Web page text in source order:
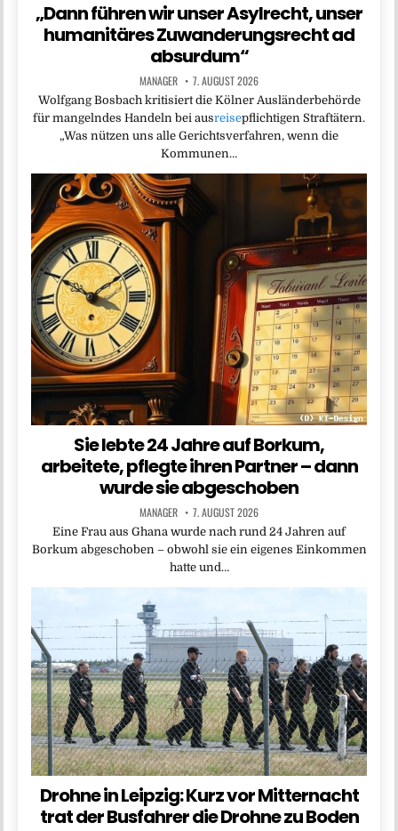
„Dann führen wir unser Asylrecht, unser
humanitäres Zuwanderungsrecht ad
absurdum“
MANAGER 7. AUGUST 2026
Wolfgang Bosbach kritisiert die Kölner Ausländerbehörde
für mangelndes Handeln bei ausreisepflichtigen Straftätern.
„Was nützen uns alle Gerichtsverfahren, wenn die
Kommunen…
Sie lebte 24 Jahre auf Borkum,
arbeitete, pflegte ihren Partner – dann
wurde sie abgeschoben
MANAGER 7. AUGUST 2026
Eine Frau aus Ghana wurde nach rund 24 Jahren auf
Borkum abgeschoben – obwohl sie ein eigenes Einkommen
hatte und…
Drohne in Leipzig: Kurz vor Mitternacht
trat der Busfahrer die Drohne zu Boden